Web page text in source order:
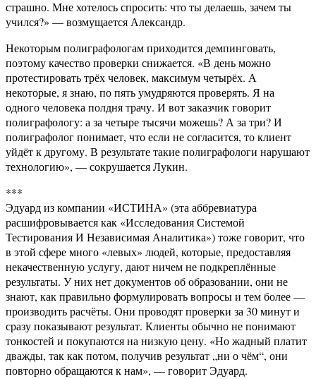
страшно. Мне хотелось спросить: что ты делаешь, зачем ты
учился?» — возмущается Александр.
Некоторым полиграфологам приходится демпинговать,
поэтому качество проверки снижается. «В день можно
протестировать трёх человек, максимум четырёх. А
некоторые, я знаю, по пять умудряются проверять. Я на
одного человека полдня трачу. И вот заказчик говорит
полиграфологу: а за четыре тысячи можешь? А за три? И
полиграфолог понимает, что если не согласится, то клиент
уйдёт к другому. В результате такие полиграфологи нарушают
технологию», — сокрушается Лукин.
***
Эдуард из компании «ИСТИНА» (эта аббревиатура
расшифровывается как «Исследования Системой
Тестирования И Независимая Аналитика») тоже говорит, что
в этой сфере много «левых» людей, которые, предоставляя
некачественную услугу, дают ничем не подкреплённые
результаты. У них нет документов об образовании, они не
знают, как правильно формулировать вопросы и тем более —
производить расчёты. Они проводят проверки за 30 минут и
сразу показывают результат. Клиенты обычно не понимают
тонкостей и покупаются на низкую цену. «Но жадный платит
дважды, так как потом, получив результат „ни о чём“, они
повторно обращаются к нам», — говорит Эдуард.